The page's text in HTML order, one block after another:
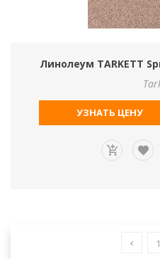
Линолеум TARKETT
УЗНАТЬ ЦЕНУ
1